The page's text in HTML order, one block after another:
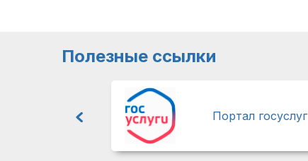
Полезные ссылки
Портал госуслуг